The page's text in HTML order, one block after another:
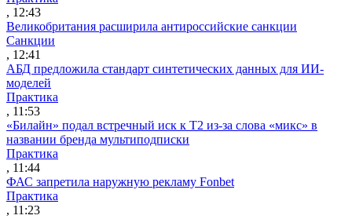
, 12:43
Великобритания расширила антироссийские санкции
Санкции
, 12:41
АБД предложила стандарт синтетических данных для ИИ-
моделей
Практика
, 11:53
«Билайн» подал встречный иск к Т2 из-за слова «микс» в
названии бренда мультиподписки
Практика
, 11:44
ФАС запретила наружную рекламу Fonbet
Практика
, 11:23